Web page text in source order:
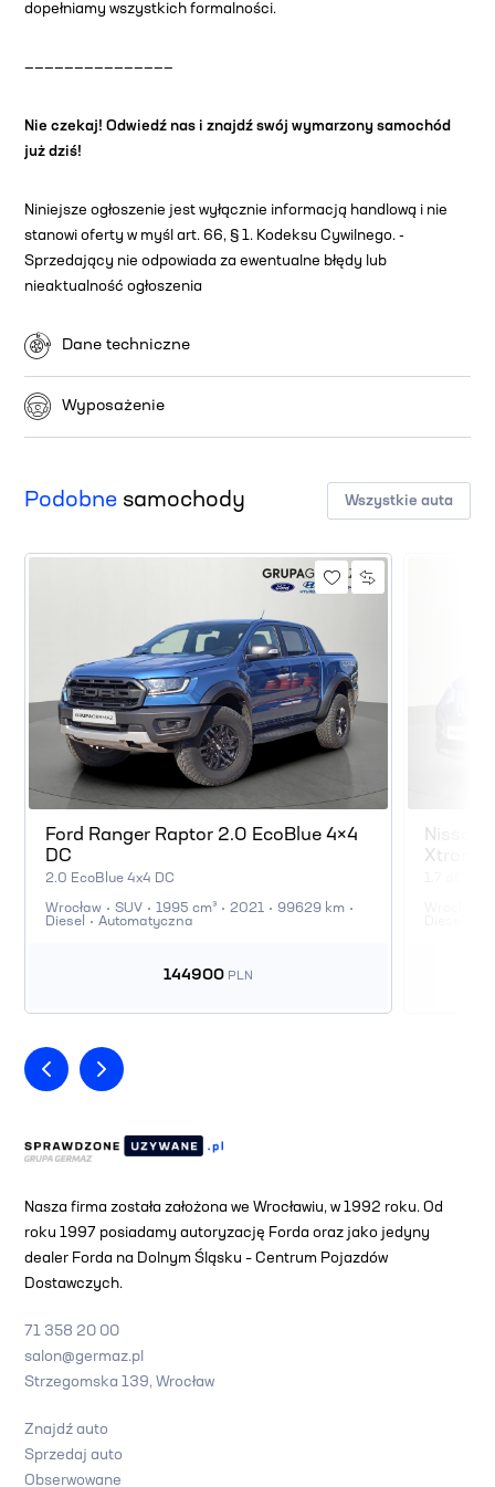
dopełniamy wszystkich formalności.
———————————————
Nie czekaj! Odwiedź nas i znajdź swój wymarzony samochód
już dziś!
Niniejsze ogłoszenie jest wyłącznie informacją handlową i nie
stanowi oferty w myśl art. 66, § 1. Kodeksu Cywilnego. -
Sprzedający nie odpowiada za ewentualne błędy lub
nieaktualność ogłoszenia
Dane techniczne
Wyposażenie
Podobne samochody Wszystkie auta
Ford Ranger Raptor 2.0 EcoBlue 4×4
DC
2.0 EcoBlue 4x4 DC
Wrocław SUV 1995 cm³ 2021
99629 km
Diesel
Automatyczna
144900 PLN
Nissan
Xtronic
Nasza firma została założona we Wrocławiu, w 1992 roku. Od
roku 1997 posiadamy autoryzację Forda oraz jako jedyny
dealer Forda na Dolnym Śląsku – Centrum Pojazdów
Dostawczych.
71 358 20 00
salon@germaz.pl
Strzegomska 139, Wrocław
Znajdź auto
Sprzedaj auto
Obserwowane